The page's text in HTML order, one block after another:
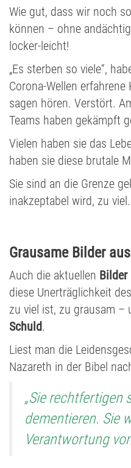
Wie gut, dass wir noch
können – ohne
locker-leicht!
„Es sterben so viele“,
Corona-Wellen
sagen hören. Verstört.
Teams haben gekämpft
Vielen haben sie das
haben sie diese brutale
Sie sind an die Grenze
inakzeptabel wird, zu viel.
Grausame Bilder
Auch die aktuellen Bilder
diese Unerträglichkeit
zu viel ist, zu grausam –
Schuld.
Liest man die
Nazareth in der Bibel
„Sie rechtfertigen
dementieren. Sie
Verantwortung